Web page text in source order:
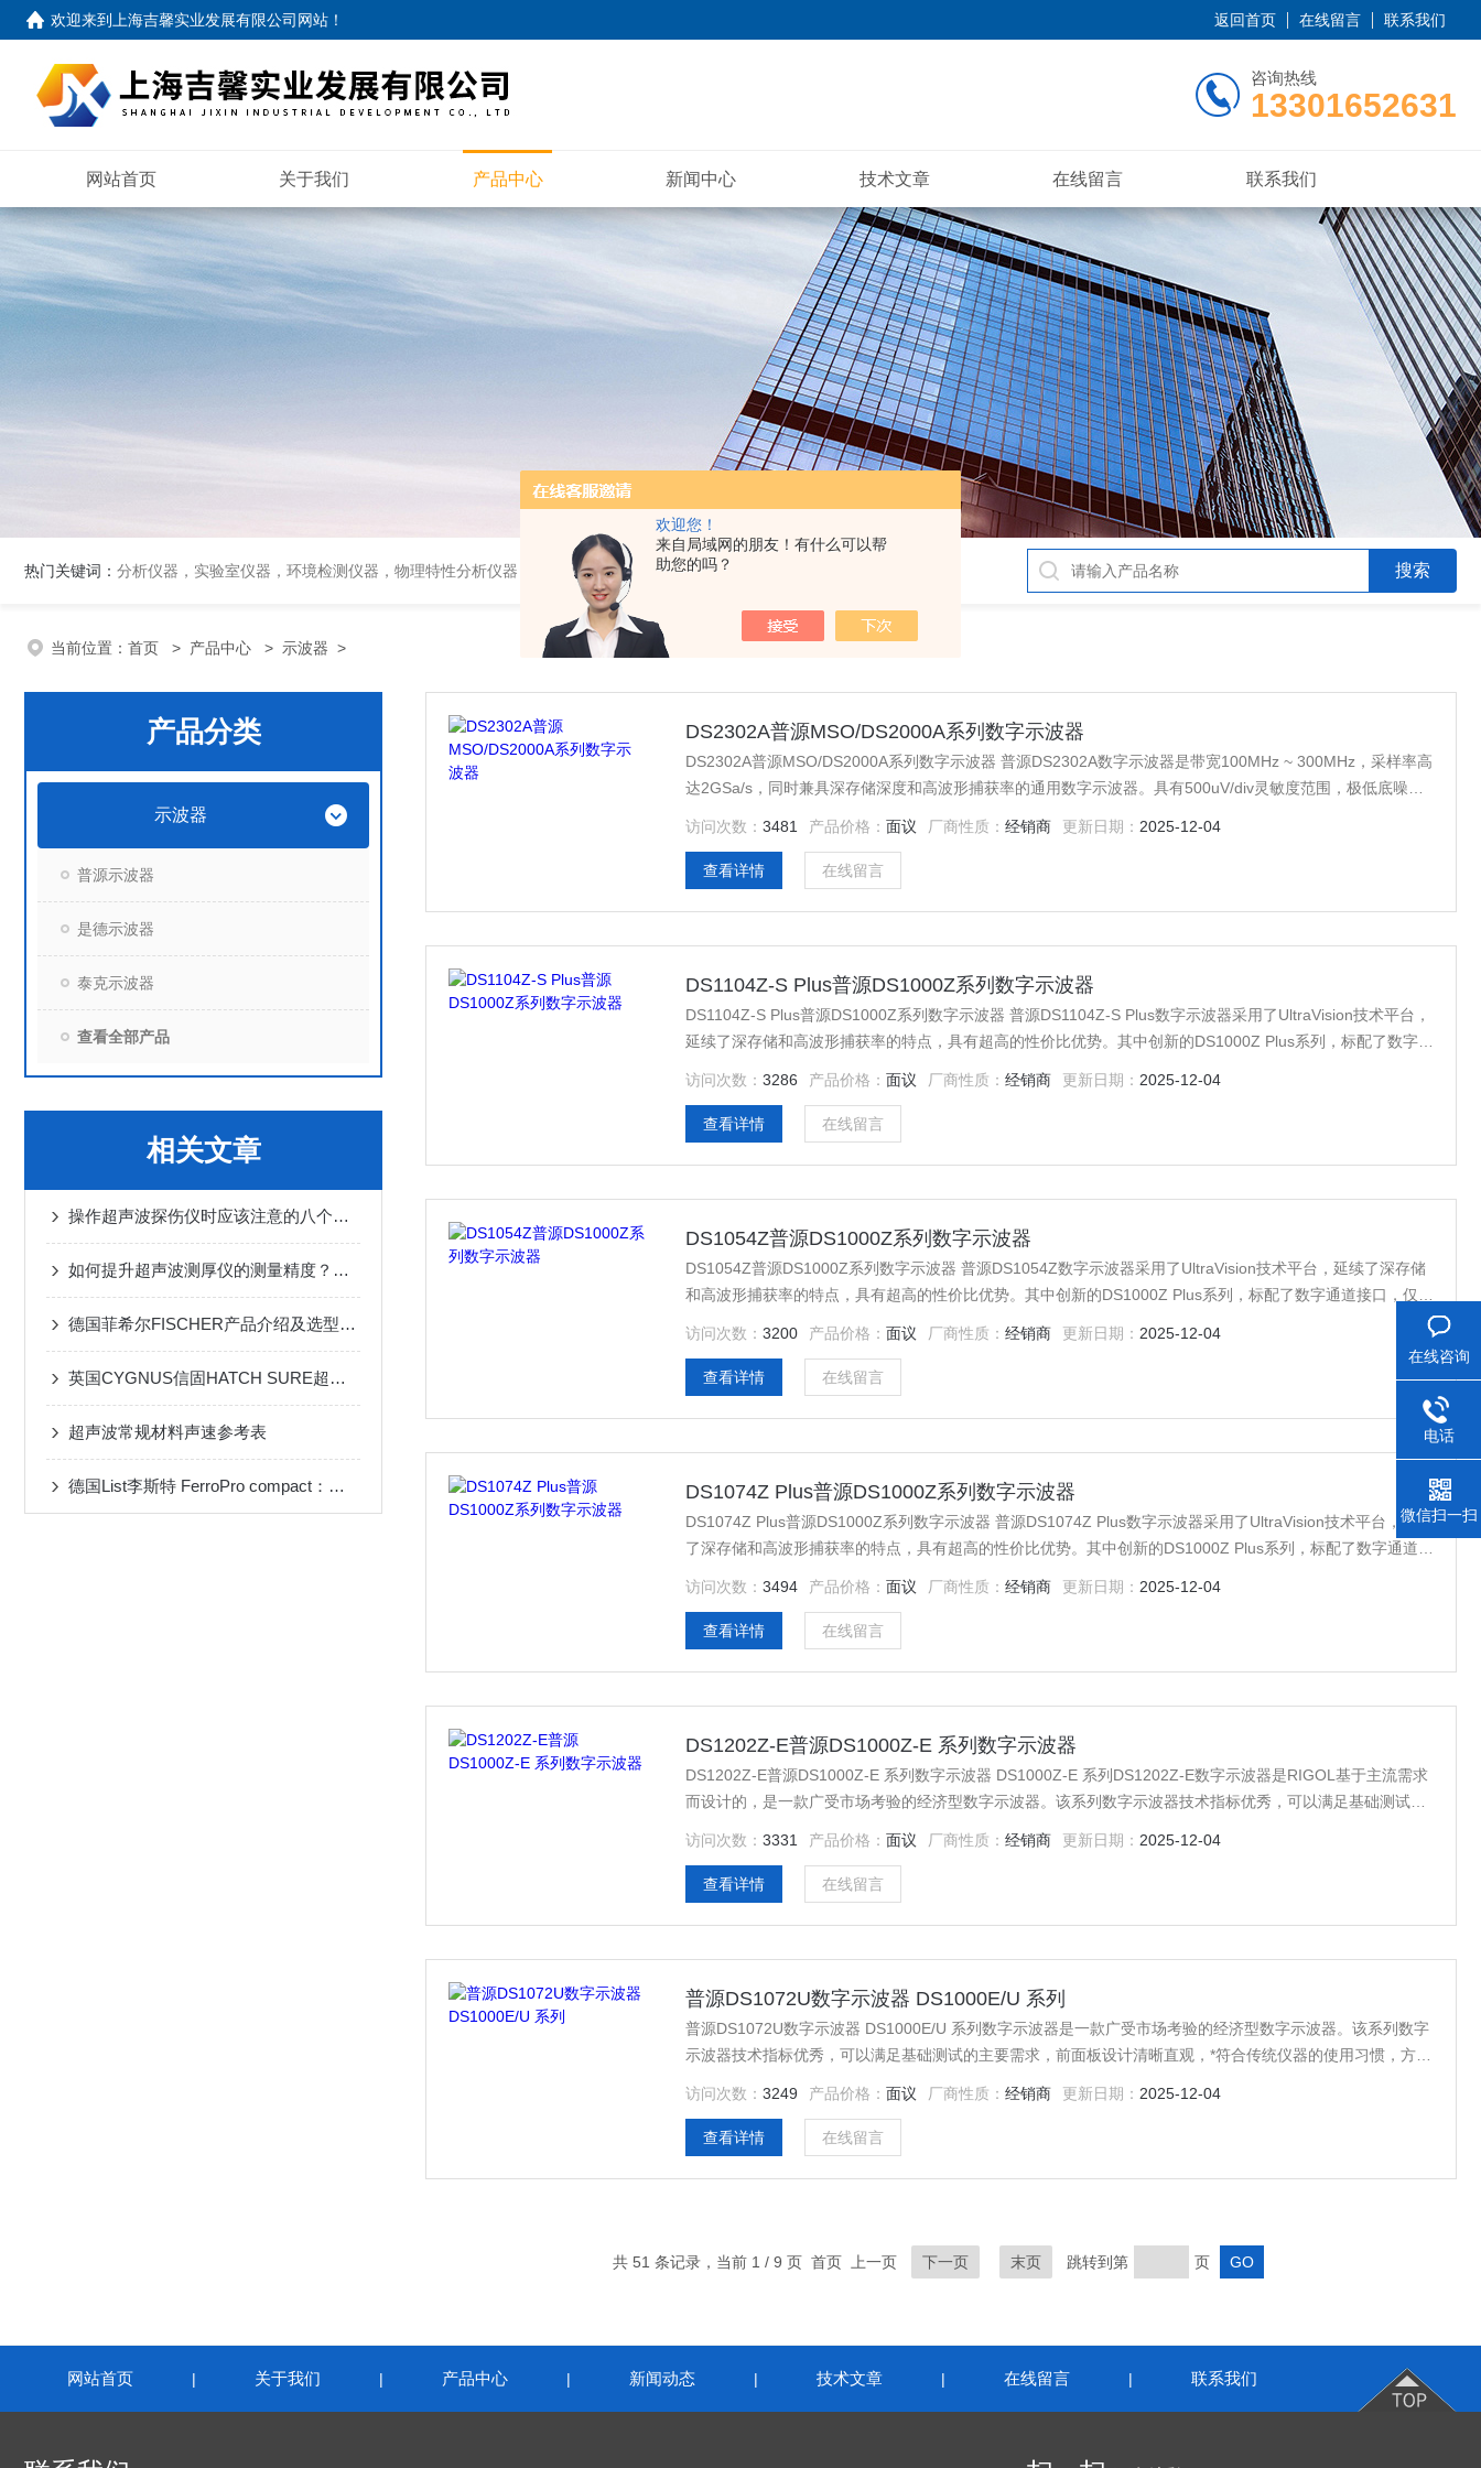
欢迎您！
来自局域网的朋友！有什么可以帮
助您的吗？
欢迎来到 上海吉馨实业发展有限公司网站 ！ 返回首页 在线留言 联系我们
咨询热线
13301652631
网站首页 关于我们 产品中心 新闻中心 技术文章 在线留言 联系我们
热门关键词： 分析仪器，实验室仪器，环境检测仪器，物理特性分析仪器
当前位置： 首页 > 产品中心 > 示波器 >
产品分类
示波器
普源示波器
是德示波器
泰克示波器
查看全部产品
相关文章
操作超声波探伤仪时应该注意的八个要点
如何提升超声波测厚仪的测量精度？关键在这几点
德国菲希尔FISCHER产品介绍及选型指南
英国CYGNUS信固HATCH SURE超声波舱口盖测漏仪操作步骤
超声波常规材料声速参考表
德国List李斯特 FerroPro compact：便携式大量程磁导率仪精准测量高效检测
DS2302A普源MSO/DS2000A系列数字示波器
DS2302A普源MSO/DS2000A系列数字示波器 普源DS2302A数字示波器是带宽100MHz ~ 300MHz，采样率高
达2GSa/s，同时兼具深存储深度和高波形捕获率的通用数字示波器。具有500uV/div灵敏度范围，极低底噪，
访问次数： 3481 产品价格： 面议 厂商性质： 经销商 更新日期： 2025-12-04
查看详情 在线留言
DS1104Z-S Plus普源DS1000Z系列数字示波器
DS1104Z-S Plus普源DS1000Z系列数字示波器 普源DS1104Z-S Plus数字示波器采用了UltraVision技术平台，
延续了深存储和高波形捕获率的特点，具有超高的性价比优势。其中创新的DS1000Z Plus系列，标配了数字通
访问次数： 3286 产品价格： 面议 厂商性质： 经销商 更新日期： 2025-12-04
查看详情 在线留言
DS1054Z普源DS1000Z系列数字示波器
DS1054Z普源DS1000Z系列数字示波器 普源DS1054Z数字示波器采用了UltraVision技术平台，延续了深存储
和高波形捕获率的特点，具有超高的性价比优势。其中创新的DS1000Z Plus系列，标配了数字通道接口，仅需
访问次数： 3200 产品价格： 面议 厂商性质： 经销商 更新日期： 2025-12-04
查看详情 在线留言
DS1074Z Plus普源DS1000Z系列数字示波器
DS1074Z Plus普源DS1000Z系列数字示波器 普源DS1074Z Plus数字示波器采用了UltraVision技术平台，延续
了深存储和高波形捕获率的特点，具有超高的性价比优势。其中创新的DS1000Z Plus系列，标配了数字通道接
访问次数： 3494 产品价格： 面议 厂商性质： 经销商 更新日期： 2025-12-04
查看详情 在线留言
DS1202Z-E普源DS1000Z-E 系列数字示波器
DS1202Z-E普源DS1000Z-E 系列数字示波器 DS1000Z-E 系列DS1202Z-E数字示波器是RIGOL基于主流需求
而设计的，是一款广受市场考验的经济型数字示波器。该系列数字示波器技术指标优秀，可以满足基础测试的
访问次数： 3331 产品价格： 面议 厂商性质： 经销商 更新日期： 2025-12-04
查看详情 在线留言
普源DS1072U数字示波器 DS1000E/U 系列
普源DS1072U数字示波器 DS1000E/U 系列数字示波器是一款广受市场考验的经济型数字示波器。该系列数字
示波器技术指标优秀，可以满足基础测试的主要需求，前面板设计清晰直观，*符合传统仪器的使用习惯，方便
访问次数： 3249 产品价格： 面议 厂商性质： 经销商 更新日期： 2025-12-04
查看详情 在线留言
共 51 条记录，当前 1 / 9 页 首页 上一页 下一页 末页 跳转到第 页
网站首页 | 关于我们 | 产品中心 | 新闻动态 | 技术文章 | 在线留言 | 联系我们
在线咨询
电话
微信扫一扫